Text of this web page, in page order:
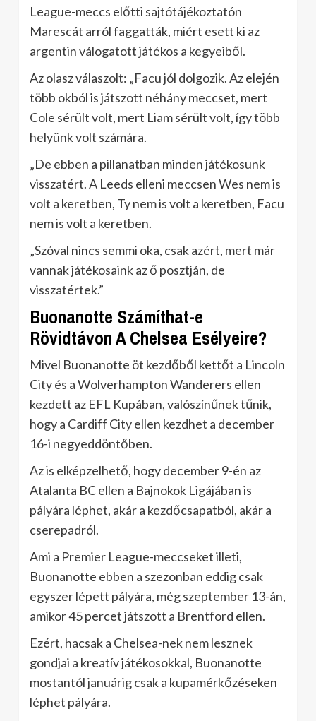
League-meccs előtti sajtótájékoztatón
Marescát arról faggatták, miért esett ki az
argentin válogatott játékos a kegyeiből.
Az olasz válaszolt: „Facu jól dolgozik. Az elején
több okból is játszott néhány meccset, mert
Cole sérült volt, mert Liam sérült volt, így több
helyünk volt számára.
„De ebben a pillanatban minden játékosunk
visszatért. A Leeds elleni meccsen Wes nem is
volt a keretben, Ty nem is volt a keretben, Facu
nem is volt a keretben.
„Szóval nincs semmi oka, csak azért, mert már
vannak játékosaink az ő posztján, de
visszatértek.”
Buonanotte Számíthat-e
Rövidtávon A Chelsea Esélyeire?
Mivel Buonanotte öt kezdőből kettőt a Lincoln
City és a Wolverhampton Wanderers ellen
kezdett az EFL Kupában, valószínűnek tűnik,
hogy a Cardiff City ellen kezdhet a december
16-i negyeddöntőben.
Az is elképzelhető, hogy december 9-én az
Atalanta BC ellen a Bajnokok Ligájában is
pályára léphet, akár a kezdőcsapatból, akár a
cserepadról.
Ami a Premier League-meccseket illeti,
Buonanotte ebben a szezonban eddig csak
egyszer lépett pályára, még szeptember 13-án,
amikor 45 percet játszott a Brentford ellen.
Ezért, hacsak a Chelsea-nek nem lesznek
gondjai a kreatív játékosokkal, Buonanotte
mostantól januárig csak a kupamérkőzéseken
léphet pályára.